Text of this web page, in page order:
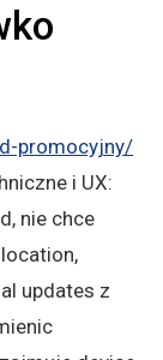
promocyjny/
i UX:
nie chce
updates z